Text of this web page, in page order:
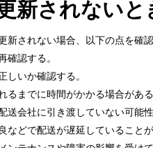
新されない
新されない場合、以下の点を確認
確認する。
しいか確認する。
るまでに時間がかかる場合があ
送会社に引き渡していない可能性
などで配送が遅延していることが